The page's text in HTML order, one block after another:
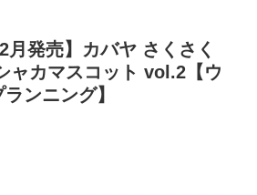
月発売】カバヤ さくさく
ャカマスコット vol.2【ウ
ンニング】